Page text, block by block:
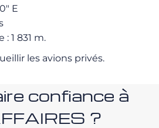
E
1 831 m.
les avions privés.
confiance à
?